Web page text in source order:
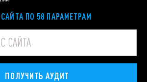
ПО 58 ПАРАМЕТРАМ
ПОЛУЧИТЬ АУДИТ